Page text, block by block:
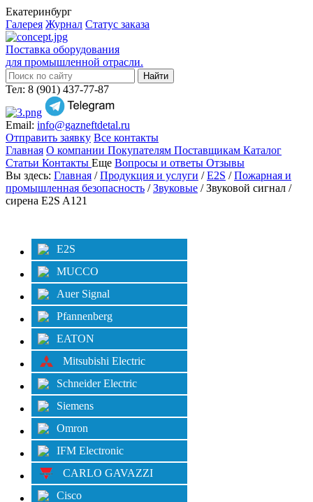
Екатеринбург
Галерея Журнал Статус заказа
Поставка оборудования
для промышленной отрасли.
Тел: 8 (901) 437-77-87
Email: info@gazneftdetal.ru
Отправить заявку Все контакты
Главная О компании Покупателям Поставщикам Каталог
Статьи Контакты Еще Вопросы и ответы Отзывы
Вы здесь: Главная /Продукция и услуги /E2S /Пожарная и
промышленная безопасность /Звуковые / Звуковой сигнал /
сирена E2S A121
E2S
MUCCO
Auer Signal
Pfannenberg
EATON
Mitsubishi Electric
Schneider Electric
Siemens
Omron
IFM Electronic
CARLO GAVAZZI
Cisco